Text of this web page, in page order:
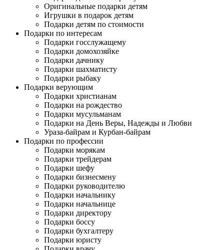
Оригинальные подарки детям
Игрушки в подарок детям
Подарки детям по стоимости
Подарки по интересам
Подарки госслужащему
Подарки домохозяйке
Подарки дачнику
Подарки шахматисту
Подарки рыбаку
Подарки верующим
Подарки христианам
Подарки на рождество
Подарки мусульманам
Подарки на День Веры, Надежды и Любви
Ураза-байрам и Курбан-байрам
Подарки по профессии
Подарки морякам
Подарки трейдерам
Подарки шефу
Подарки бизнесмену
Подарки руководителю
Подарки начальнику
Подарки начальнице
Подарки директору
Подарки боссу
Подарки бухгалтеру
Подарки юристу